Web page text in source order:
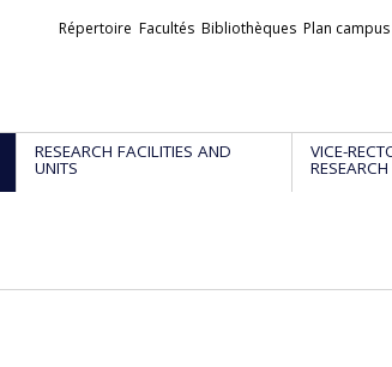
Liens
Répertoire Facultés Bibliothèques Plan campus
RESEARCH FACILITIES AND
UNITS
VICE-
RESEARCH